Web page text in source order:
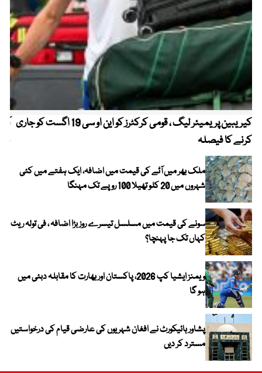
کیریبین پریمیئر لیگ ، قومی کرکٹرز کو این او سی 19 اگست کو جاری
کرنے کا فیصلہ
ملک بھر میں آٹے کی قیمت میں اضافہ، ایک ہفتے میں کئی
شہروں میں 20 کلو تھیلا 100 روپے تک مہنگا
سونے کی قیمت میں مسلسل تیسرے روز بڑا اضافہ ، فی تولہ ریٹ
کہاں تک جا پہنچا؟
ویمنز ایشیا کپ 2026، پاکستان اور بھارت کا مقابلہ دبئی میں
ہو گا
پشاور ہائیکورٹ نے افغان شہریوں کی عارضی قیام کی درخواستیں
مسترد کر دیں